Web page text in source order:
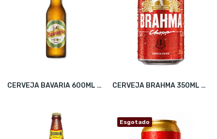
CERVEJA BAVARIA 600ML CX C/24 CERVEJA BRAHMA 350ML CX12
Esgotado